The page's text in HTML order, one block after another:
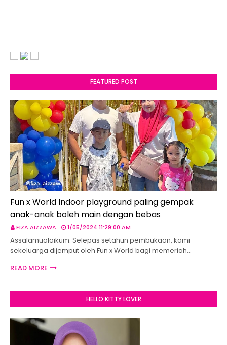
FEATURED POST
Fun x World Indoor playground paling gempak
anak-anak boleh main dengan bebas
FIZA AIZZAWA 1/05/2024 11:29:00 AM
Assalamualaikum. Selepas setahun pembukaan, kami
sekeluarga dijemput oleh Fun x World bagi memeriah…
READ MORE
HELLO KITTY LOVER